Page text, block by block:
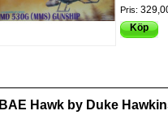
Pris:
Köp
BAE Hawk by Duke